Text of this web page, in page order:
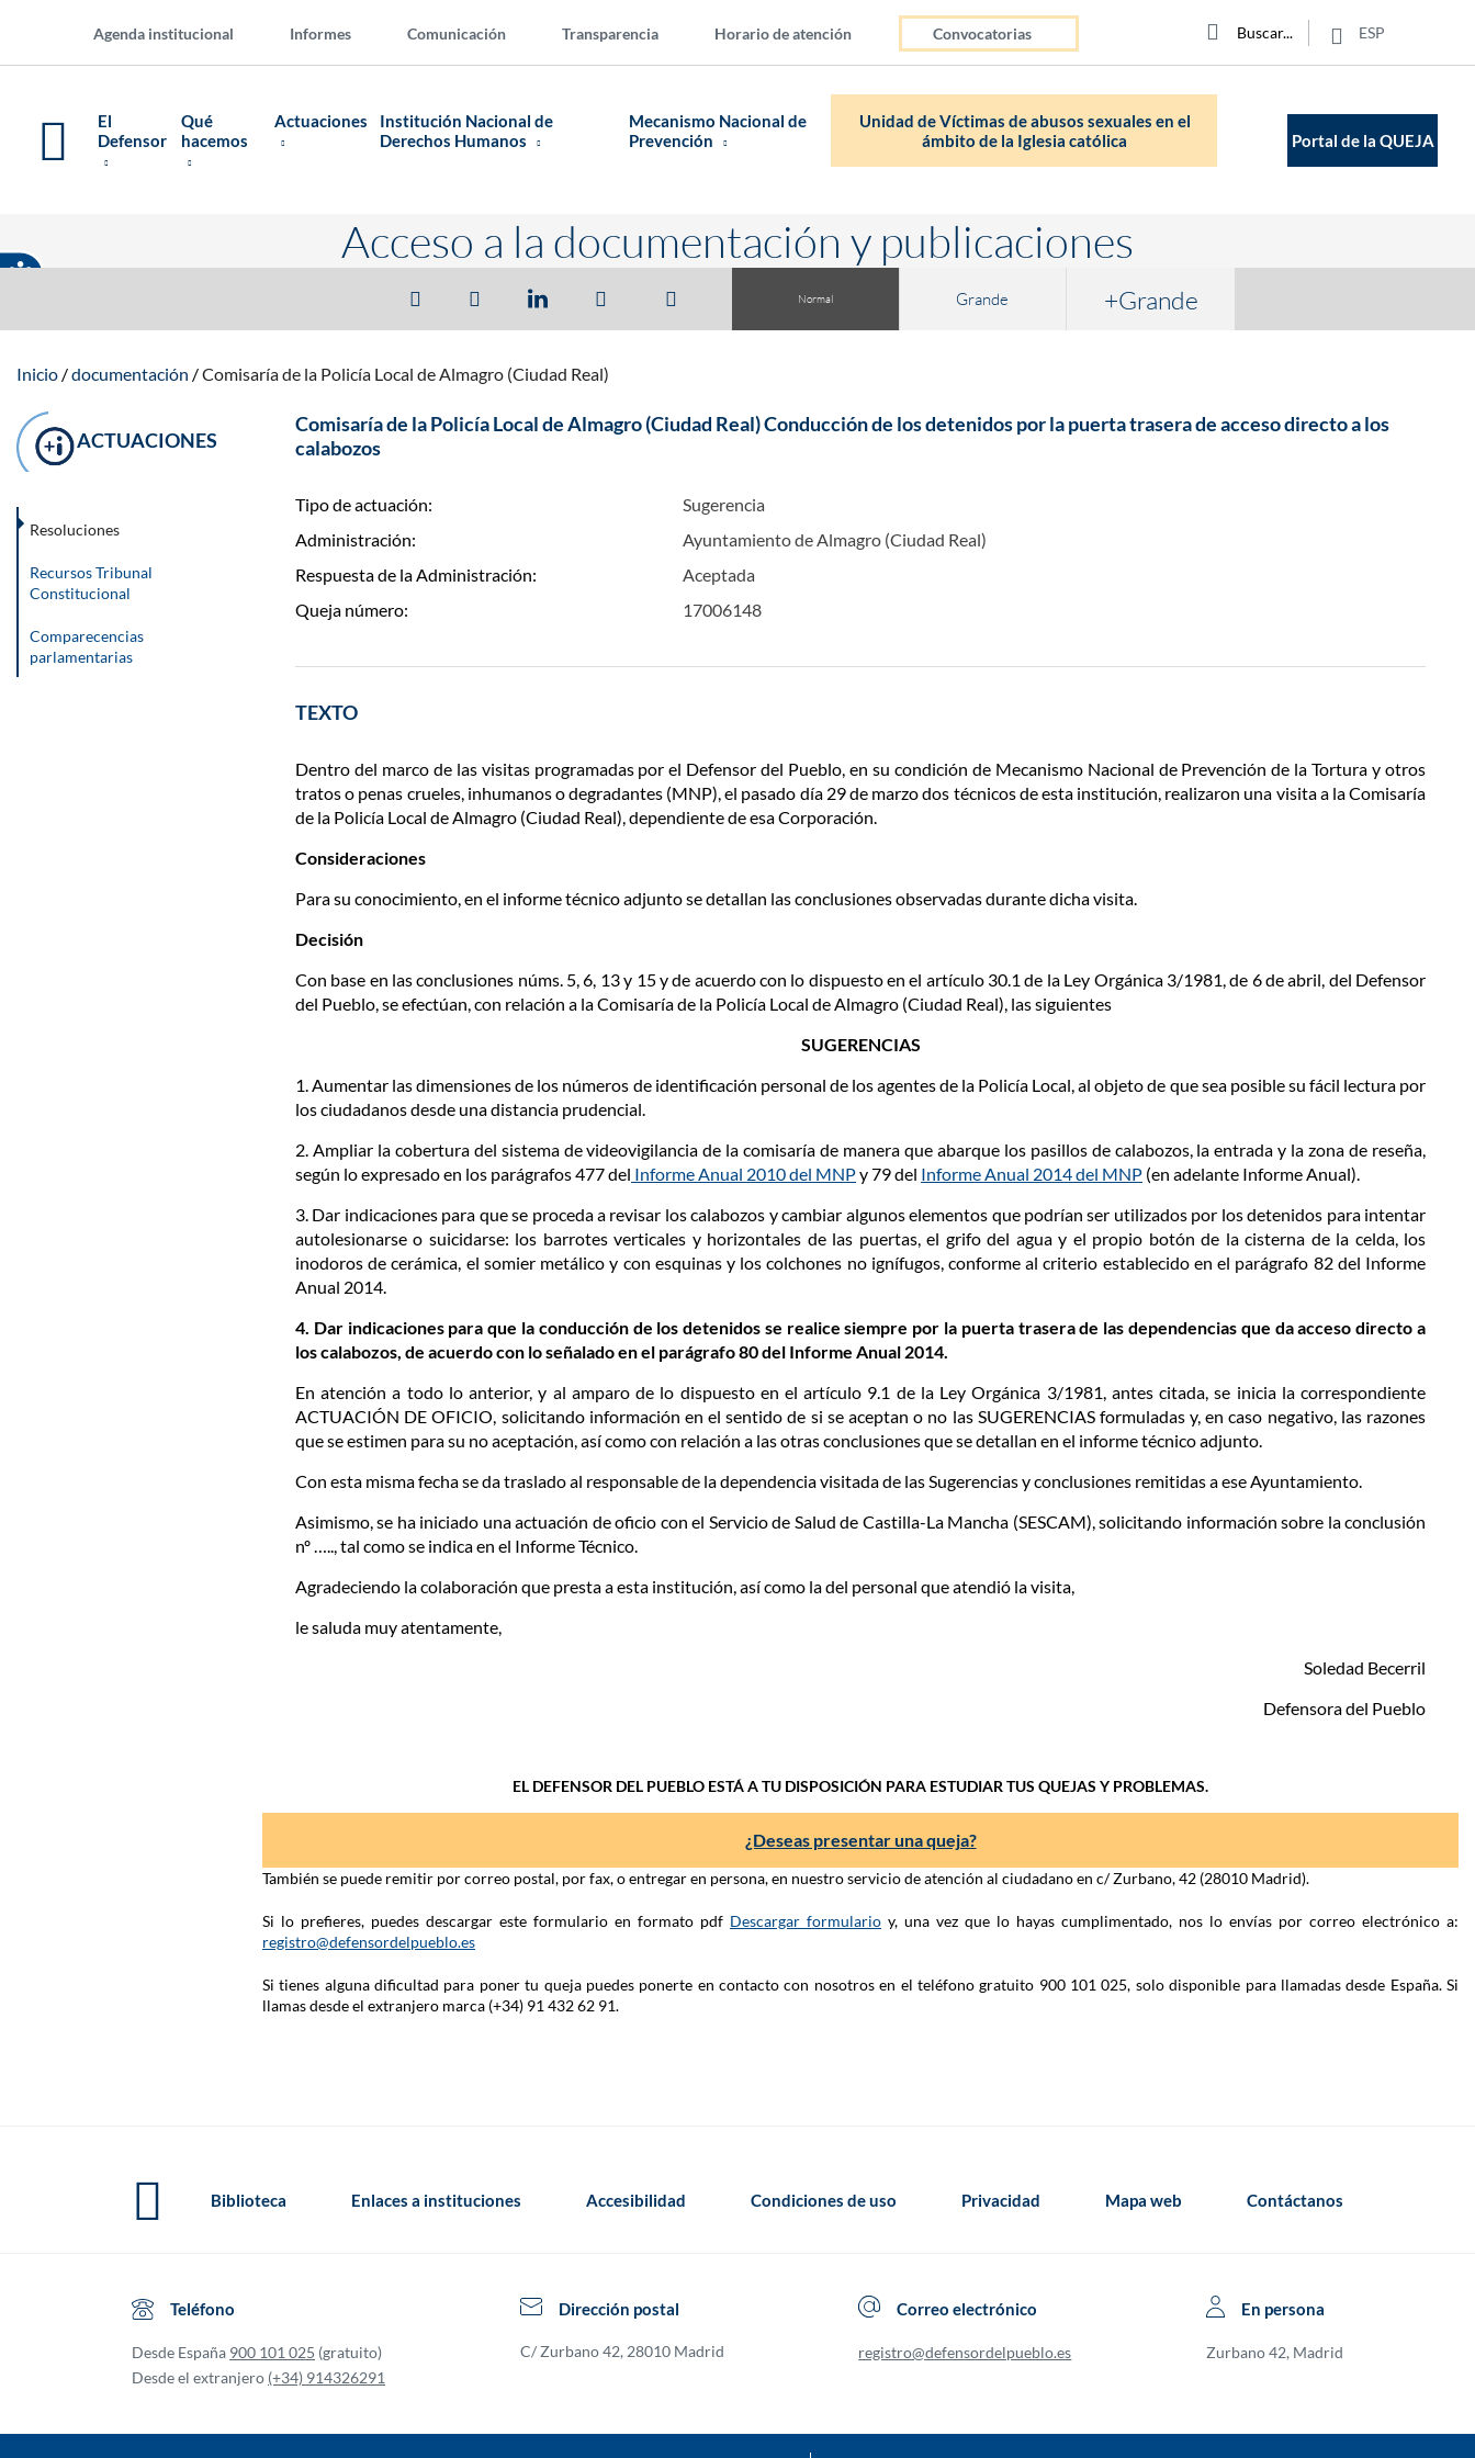
Agenda institucional Informes Comunicación Transparencia Horario de atención Convocatorias
Buscar
Click para buscar
Buscar ESP
El
Defensor
Qué
hacemos
Actuaciones
Institución Nacional de
Derechos Humanos
Mecanismo Nacional de
Prevención
Unidad de Víctimas de abusos sexuales en el
ámbito de la Iglesia católica
Portal de la QUEJA
Acceso a la documentación y publicaciones
Normal Grande +Grande
Inicio documentación Comisaría de la Policía Local de Almagro (Ciudad Real)
Comisaría de la Policía Local de Almagro (Ciudad Real) Conducción de los detenidos por la puerta trasera de acceso directo a los
calabozos
Tipo de actuación:
Sugerencia
Administración:
Ayuntamiento de Almagro (Ciudad Real)
Respuesta de la Administración:
Aceptada
Queja número:
17006148
TEXTO
Dentro del marco de las visitas programadas por el Defensor del Pueblo, en su condición de Mecanismo Nacional de Prevención de la Tortura y otros
tratos o penas crueles, inhumanos o degradantes (MNP), el pasado día 29 de marzo dos técnicos de esta institución, realizaron una visita a la Comisaría
de la Policía Local de Almagro (Ciudad Real), dependiente de esa Corporación.
Consideraciones
Para su conocimiento, en el informe técnico adjunto se detallan las conclusiones observadas durante dicha visita.
Decisión
Con base en las conclusiones núms. 5, 6, 13 y 15 y de acuerdo con lo dispuesto en el artículo 30.1 de la Ley Orgánica 3/1981, de 6 de abril, del Defensor
del Pueblo, se efectúan, con relación a la Comisaría de la Policía Local de Almagro (Ciudad Real), las siguientes
SUGERENCIAS
1. Aumentar las dimensiones de los números de identificación personal de los agentes de la Policía Local, al objeto de que sea posible su fácil lectura por
los ciudadanos desde una distancia prudencial.
2. Ampliar la cobertura del sistema de videovigilancia de la comisaría de manera que abarque los pasillos de calabozos, la entrada y la zona de reseña,
según lo expresado en los parágrafos 477 del Informe Anual 2010 del MNPy 79 del Informe Anual 2014 del MNP (en adelante Informe Anual).
3. Dar indicaciones para que se proceda a revisar los calabozos y cambiar algunos elementos que podrían ser utilizados por los detenidos para intentar
autolesionarse o suicidarse: los barrotes verticales y horizontales de las puertas, el grifo del agua y el propio botón de la cisterna de la celda, los
inodoros de cerámica, el somier metálico y con esquinas y los colchones no ignífugos, conforme al criterio establecido en el parágrafo 82 del Informe
Anual 2014.
4. Dar indicaciones para que la conducción de los detenidos se realice siempre por la puerta trasera de las dependencias que da acceso directo a
los calabozos, de acuerdo con lo señalado en el parágrafo 80 del Informe Anual 2014.
En atención a todo lo anterior, y al amparo de lo dispuesto en el artículo 9.1 de la Ley Orgánica 3/1981, antes citada, se inicia la correspondiente
ACTUACIÓN DE OFICIO, solicitando información en el sentido de si se aceptan o no las SUGERENCIAS formuladas y, en caso negativo, las razones
que se estimen para su no aceptación, así como con relación a las otras conclusiones que se detallan en el informe técnico adjunto.
Con esta misma fecha se da traslado al responsable de la dependencia visitada de las Sugerencias y conclusiones remitidas a ese Ayuntamiento.
Asimismo, se ha iniciado una actuación de oficio con el Servicio de Salud de Castilla-La Mancha (SESCAM), solicitando información sobre la conclusión
nº ….., tal como se indica en el Informe Técnico.
Agradeciendo la colaboración que presta a esta institución, así como la del personal que atendió la visita,
le saluda muy atentamente,
Soledad Becerril
Defensora del Pueblo
EL DEFENSOR DEL PUEBLO ESTÁ A TU DISPOSICIÓN PARA ESTUDIAR TUS QUEJAS Y PROBLEMAS.
¿Deseas presentar una queja?
También se puede remitir por correo postal, por fax, o entregar en persona, en nuestro servicio de atención al ciudadano en c/ Zurbano, 42 (28010 Madrid).
Si lo prefieres, puedes descargar este formulario en formato pdf Descargar formulario y, una vez que lo hayas cumplimentado, nos lo envías por correo electrónico a:
registro@defensordelpueblo.es
Si tienes alguna dificultad para poner tu queja puedes ponerte en contacto con nosotros en el teléfono gratuito 900 101 025, solo disponible para llamadas desde España. Si
llamas desde el extranjero marca (+34) 91 432 62 91.
ACTUACIONES
Resoluciones
Recursos Tribunal
Constitucional
Comparecencias
parlamentarias
Biblioteca Enlaces a instituciones Accesibilidad Condiciones de uso Privacidad Mapa web Contáctanos
Teléfono
Desde España 900 101 025 (gratuito)
Desde el extranjero (+34) 914326291
Dirección postal
C/ Zurbano 42, 28010 Madrid
Correo electrónico
registro@defensordelpueblo.es
En persona
Zurbano 42, Madrid